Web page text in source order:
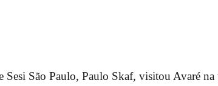
Sesi São Paulo, Paulo Skaf, visitou Avaré